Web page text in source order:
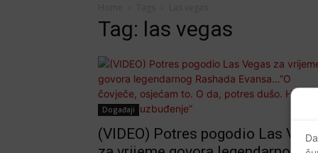
Tag: las vegas
Događaji
(VIDEO) Potres pogodio Las